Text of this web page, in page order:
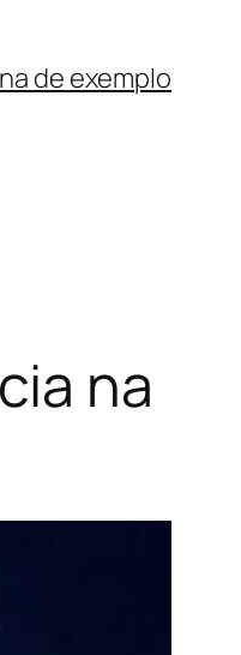
de exemplo
na